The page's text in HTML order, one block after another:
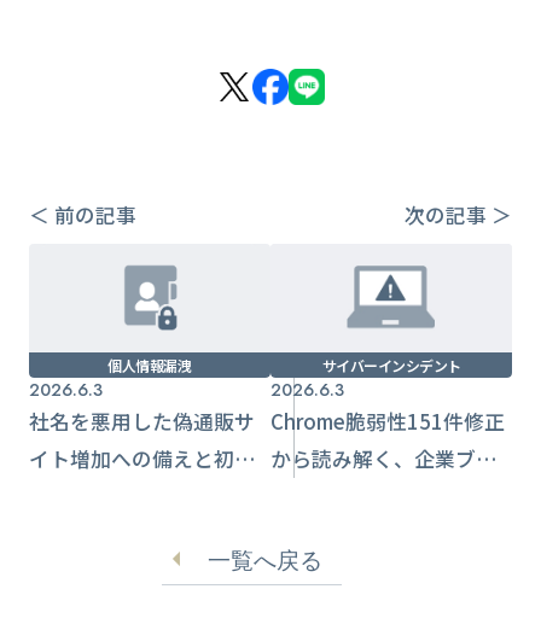
＜ 前の記事 次の記事 ＞
個人情報漏洩
2026.6.3
社名を悪用した偽通販サ
イト増加への備えと初動
サイバーインシデント
2026.6.3
Chrome脆弱性151件修正
から読み解く、企業ブラ
一覧へ戻る